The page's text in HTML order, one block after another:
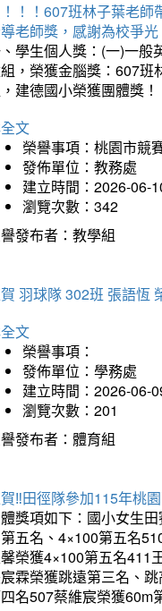
！！607班林子葉老師
老師獎，感謝為校爭光
學生個人獎：(一)一般
，榮獲金腦獎：607班
建德國小榮獲團體獎！
文
榮譽事項：桃園市競
發佈單位：教務處
建立時間：2026-06-
瀏覽次數：342
發布者：教學組
羽球隊 302班 張語恆
文
榮譽事項：
發佈單位：學務處
建立時間：2026-06-
瀏覽次數：201
發布者：體育組
‼️田徑隊參加115年桃
獎項如下：國小女生
五名、4×100第五名
榮獲4×100第五名411
霖榮獲跳遠第三名、
名507蔡維宸榮獲60m